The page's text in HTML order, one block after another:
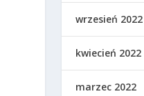
wrzesień 2022
kwiecień 2022
marzec 2022